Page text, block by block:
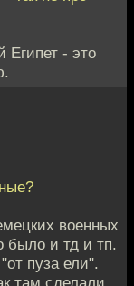
Египет - это
военных
было и тд и тп.
пуза ели".